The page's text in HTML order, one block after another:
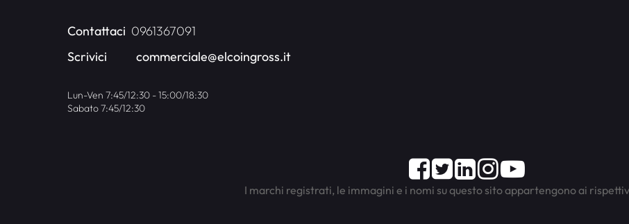
Contattaci 0961367091
Scrivici
commerciale@elcoingross.it
Lun-Ven 7:45/12:30 - 15:00/18:30
Sabato 7:45/12:30
Facebook
TwitterLinkedInInstagram
Youtube
I marchi registrati, le immagini e i nomi su questo sito appartengono ai